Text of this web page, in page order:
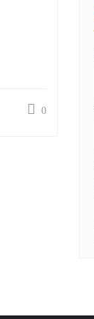
0